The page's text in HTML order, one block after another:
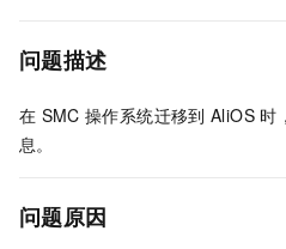
问题描述
在 SMC 操作系统迁移到 AliOS 时
息。
问题原因